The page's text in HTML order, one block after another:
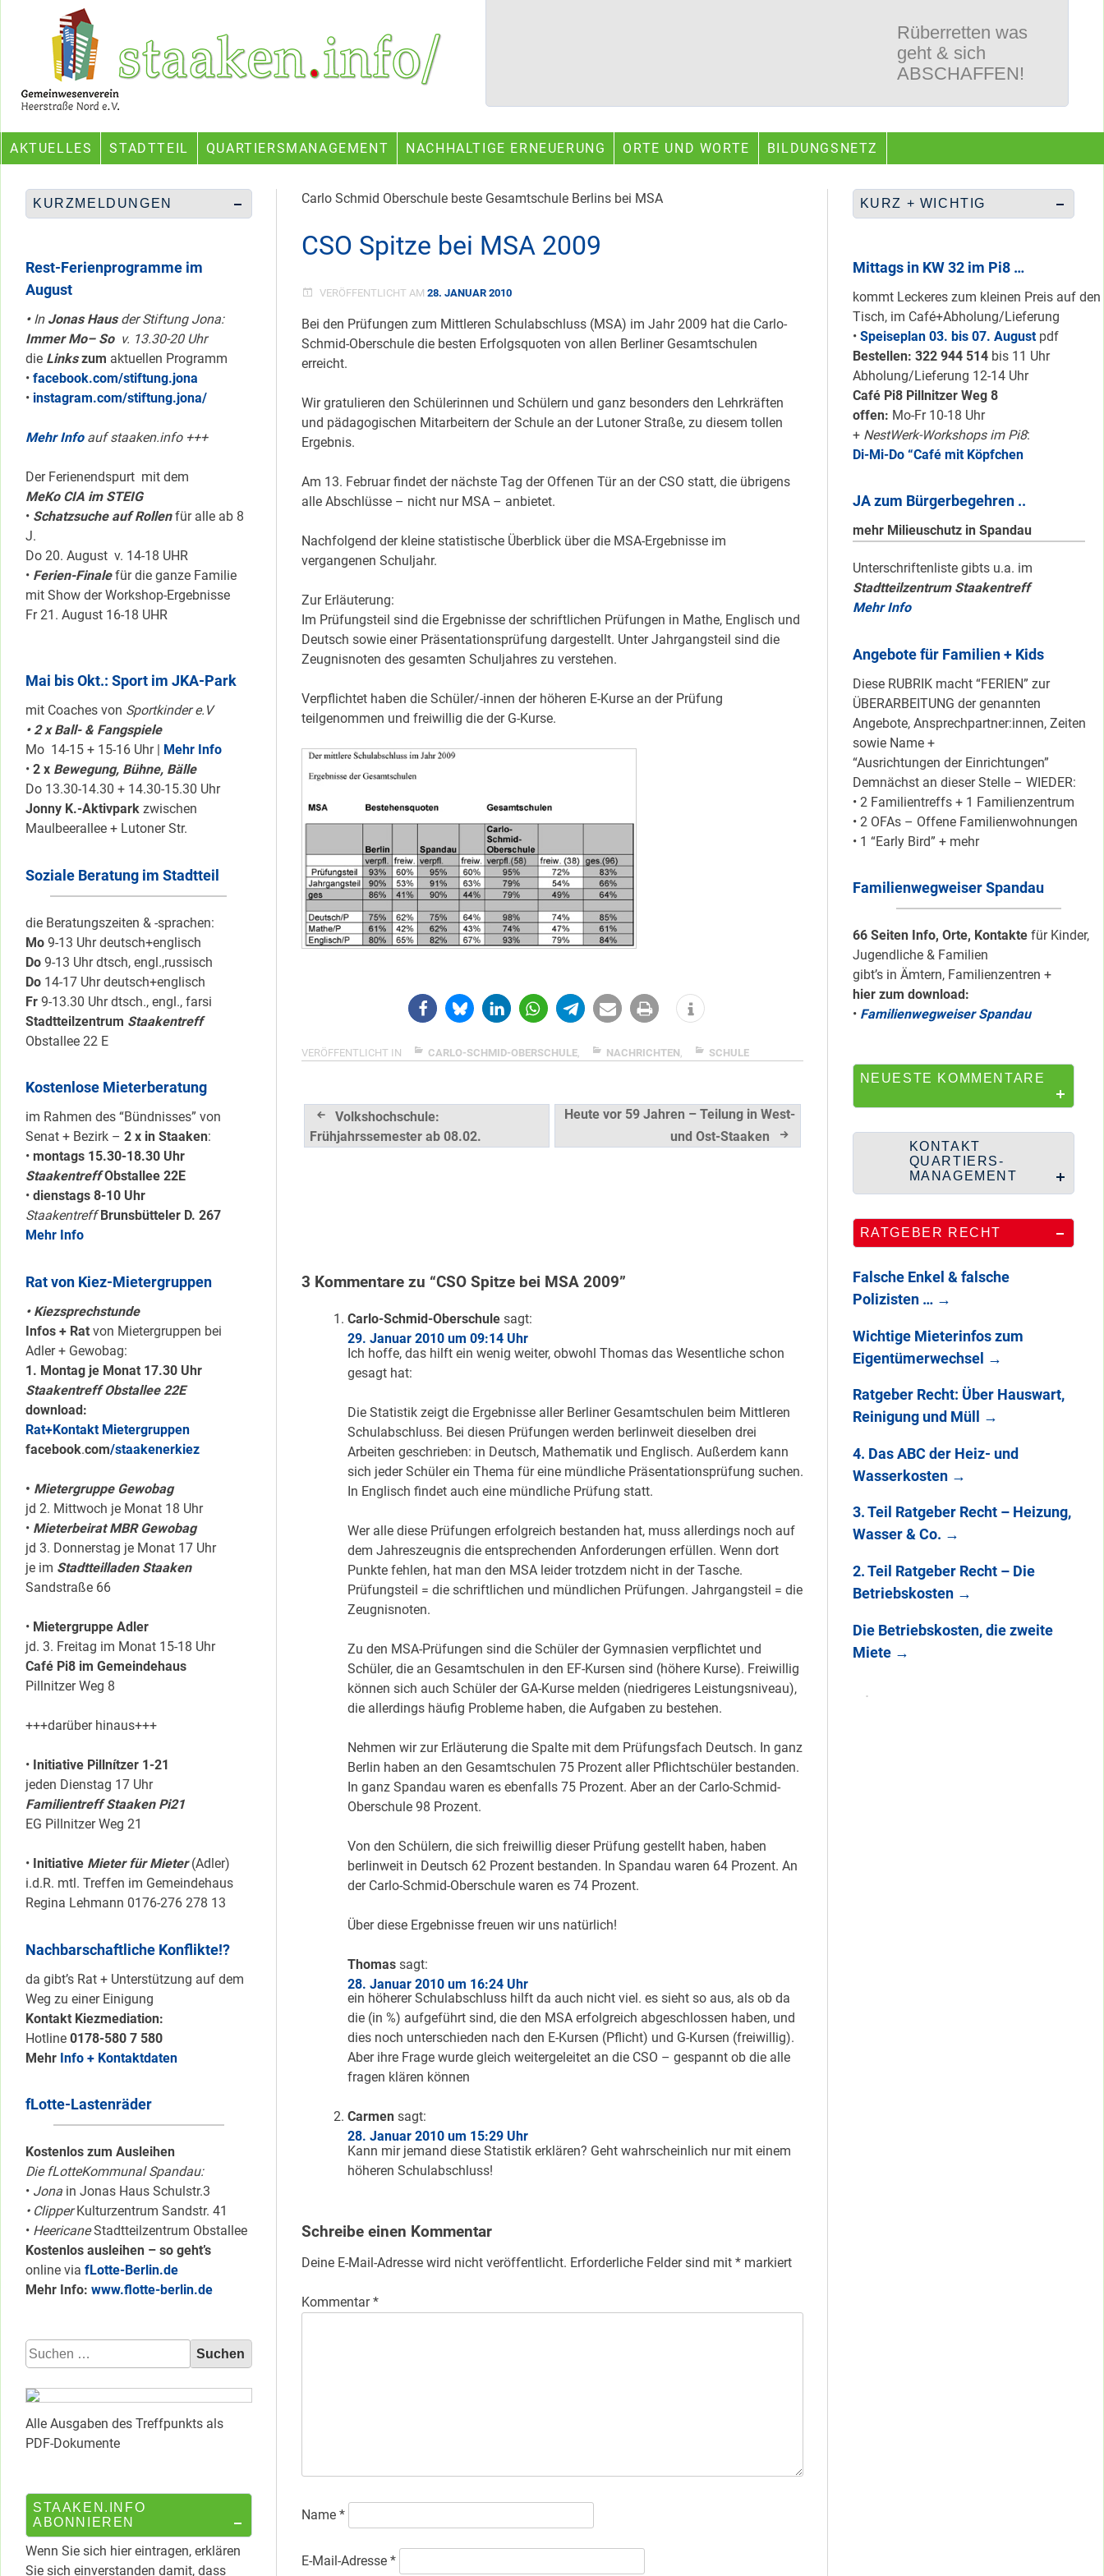
Ein Projekt des Gemeinwesenvereins Heerstraße Nord
AKTUELLES STADTTEIL QUARTIERSMANAGEMENT NACHHALTIGE ERNEUERUNG ORTE UND WORTE BILDUNGSNETZ
Carlo Schmid Oberschule beste Gesamtschule Berlins bei MSA
CSO Spitze bei MSA 2009
VERÖFFENTLICHT AM 28. JANUAR 2010
Bei den Prüfungen zum Mittleren Schulabschluss (MSA) im Jahr 2009 hat die Carlo-
Schmid-Oberschule die besten Erfolgsquoten von allen Berliner Gesamtschulen
erreicht.
Wir gratulieren den Schülerinnen und Schülern und ganz besonders den Lehrkräften
und pädagogischen Mitarbeitern der Schule an der Lutoner Straße, zu diesem tollen
Ergebnis.
Am 13. Februar findet der nächste Tag der Offenen Tür an der CSO statt, die übrigens
alle Abschlüsse – nicht nur MSA – anbietet.
Nachfolgend der kleine statistische Überblick über die MSA-Ergebnisse im
vergangenen Schuljahr.
Zur Erläuterung:
Im Prüfungsteil sind die Ergebnisse der schriftlichen Prüfungen in Mathe, Englisch und
Deutsch sowie einer Präsentationsprüfung dargestellt. Unter Jahrgangsteil sind die
Zeugnisnoten des gesamten Schuljahres zu verstehen.
Verpflichtet haben die Schüler/-innen der höheren E-Kurse an der Prüfung
teilgenommen und freiwillig die der G-Kurse.
VERÖFFENTLICHT IN CARLO-SCHMID-OBERSCHULE, NACHRICHTEN, SCHULE
Beitragsnavigation
Volkshochschule:
Frühjahrssemester ab 08.02.
Heute vor 59 Jahren – Teilung in West-
und Ost-Staaken
3 Kommentare zu “CSO Spitze bei MSA 2009”
Carlo-Schmid-Oberschule sagt:
29. Januar 2010 um 09:14 Uhr
Ich hoffe, das hilft ein wenig weiter, obwohl Thomas das Wesentliche schon
gesagt hat:
Die Statistik zeigt die Ergebnisse aller Berliner Gesamtschulen beim Mittleren
Schulabschluss. Bei diesen Prüfungen werden berlinweit dieselben drei
Arbeiten geschrieben: in Deutsch, Mathematik und Englisch. Außerdem kann
sich jeder Schüler ein Thema für eine mündliche Präsentationsprüfung suchen.
In Englisch findet auch eine mündliche Prüfung statt.
Wer alle diese Prüfungen erfolgreich bestanden hat, muss allerdings noch auf
dem Jahreszeugnis die entsprechenden Anforderungen erfüllen. Wenn dort
Punkte fehlen, hat man den MSA leider trotzdem nicht in der Tasche.
Prüfungsteil = die schriftlichen und mündlichen Prüfungen. Jahrgangsteil = die
Zeugnisnoten.
Zu den MSA-Prüfungen sind die Schüler der Gymnasien verpflichtet und
Schüler, die an Gesamtschulen in den EF-Kursen sind (höhere Kurse). Freiwillig
können sich auch Schüler der GA-Kurse melden (niedrigeres Leistungsniveau),
die allerdings häufig Probleme haben, die Aufgaben zu bestehen.
Nehmen wir zur Erläuterung die Spalte mit dem Prüfungsfach Deutsch. In ganz
Berlin haben an den Gesamtschulen 75 Prozent aller Pflichtschüler bestanden.
In ganz Spandau waren es ebenfalls 75 Prozent. Aber an der Carlo-Schmid-
Oberschule 98 Prozent.
Von den Schülern, die sich freiwillig dieser Prüfung gestellt haben, haben
berlinweit in Deutsch 62 Prozent bestanden. In Spandau waren 64 Prozent. An
der Carlo-Schmid-Oberschule waren es 74 Prozent.
Über diese Ergebnisse freuen wir uns natürlich!
Thomas sagt:
28. Januar 2010 um 16:24 Uhr
ein höherer Schulabschluss hilft da auch nicht viel. es sieht so aus, als ob da
die (in %) aufgeführt sind, die den MSA erfolgreich abgeschlossen haben, und
dies noch unterschieden nach den E-Kursen (Pflicht) und G-Kursen (freiwillig).
Aber ihre Frage wurde gleich weitergeleitet an die CSO – gespannt ob die alle
fragen klären können
Carmen sagt:
28. Januar 2010 um 15:29 Uhr
Kann mir jemand diese Statistik erklären? Geht wahrscheinlich nur mit einem
höheren Schulabschluss!
Schreibe einen Kommentar
Deine E-Mail-Adresse wird nicht veröffentlicht. Erforderliche Felder sind mit *markiert
Kommentar*
Name *
E-Mail-Adresse *
KURZMELDUNGEN
Rest-Ferienprogramme im
August
•InJonas Hausder Stiftung Jona:
Immer Mo– So v. 13.30-20 Uhr
die Linkszum aktuellen Programm
• facebook.com/stiftung.jona
• instagram.com/stiftung.jona/
Mehr Infoauf staaken.info +++
Der Ferienendspurt mit dem
MeKo CIA im STEIG
• Schatzsuche auf Rollenfür alle ab 8
J.
Do 20. August v. 14-18 UHR
• Ferien-Finalefür die ganze Familie
mit Show der Workshop-Ergebnisse
Fr 21. August 16-18 UHR
Mai bis Okt.: Sport im JKA-Park
mit Coaches von Sportkinder e.V
• 2 x Ball- & Fangspiele
Mo 14-15 + 15-16 Uhr |
Mehr Info
• 2 x Bewegung, Bühne, Bälle
Do 13.30-14.30 + 14.30-15.30 Uhr
Jonny K.-Aktivpark zwischen
Maulbeerallee + Lutoner Str.
Soziale Beratung im Stadtteil
die Beratungszeiten & -sprachen:
Mo 9-13 Uhr deutsch+englisch
Do 9-13 Uhr dtsch, engl.,russisch
Do 14-17 Uhr deutsch+englisch
Fr 9-13.30 Uhr dtsch., engl., farsi
Stadtteilzentrum Staakentreff
Obstallee 22 E
Kostenlose Mieterberatung
im Rahmen des “Bündnisses” von
Senat + Bezirk – 2 x in Staaken:
• montags 15.30-18.30 Uhr
Staakentreff Obstallee 22E
• dienstags 8-10 Uhr
Staakentreff Brunsbütteler D. 267
Mehr Info
Rat von Kiez-Mietergruppen
• Kiezsprechstunde
Infos + Rat von Mietergruppen bei
Adler + Gewobag:
1. Montag je Monat 17.30 Uhr
Staakentreff Obstallee 22E
download:
Rat+Kontakt Mietergruppen
facebook.com/staakenerkiez
• Mietergruppe Gewobag
jd 2. Mittwoch je Monat 18 Uhr
• Mieterbeirat MBR Gewobag
jd 3. Donnerstag je Monat 17 Uhr
je im Stadtteilladen Staaken
Sandstraße 66
• Mietergruppe Adler
jd. 3. Freitag im Monat 15-18 Uhr
Café Pi8 im Gemeindehaus
Pillnitzer Weg 8
+++darüber hinaus+++
• Initiative Pillnítzer 1-21
jeden Dienstag 17 Uhr
Familientreff Staaken Pi21
EG Pillnitzer Weg 21
• Initiative Mieter für Mieter(Adler)
i.d.R. mtl. Treffen im Gemeindehaus
Regina Lehmann 0176-276 278 13
Nachbarschaftliche Konflikte!?
da gibt’s Rat + Unterstützung auf dem
Weg zu einer Einigung
Kontakt Kiezmediation:
Hotline 0178-580 7 580
Mehr Info + Kontaktdaten
fLotte-Lastenräder
Kostenlos zum Ausleihen
Die fLotteKommunal Spandau:
• Jona in Jonas Haus Schulstr.3
• ClipperKulturzentrum Sandstr. 41
• HeericaneStadtteilzentrum Obstallee
Kostenlos ausleihen – so geht’s
online via fLotte-Berlin.de
Mehr Info: www.flotte-berlin.de
Suchen
nach:
Alle Ausgaben des Treffpunkts als
PDF-Dokumente
STAAKEN.INFO
ABONNIEREN
Wenn Sie sich hier eintragen, erklären
Sie sich einverstanden damit, dass
KURZ + WICHTIG
Mittags in KW 32 im Pi8 …
kommt Leckeres zum kleinen Preis auf den
Tisch, im Café+Abholung/Lieferung
• Speiseplan 03. bis 07. August pdf
Bestellen: 322 944 514bis 11 Uhr
Abholung/Lieferung 12-14 Uhr
Café Pi8 Pillnitzer Weg 8
offen: Mo-Fr 10-18 Uhr
+ NestWerk-Workshops im Pi8:
Di-Mi-Do “Café mit Köpfchen
JA zum Bürgerbegehren ..
mehr Milieuschutz in Spandau
Unterschriftenliste gibts u.a. im
Stadtteilzentrum Staakentreff
Mehr Info
Angebote für Familien + Kids
Diese RUBRIK macht “FERIEN” zur
ÜBERARBEITUNG der genannten
Angebote, Ansprechpartner:innen, Zeiten
sowie Name +
“Ausrichtungen der Einrichtungen”
Demnächst an dieser Stelle – WIEDER:
• 2 Familientreffs + 1 Familienzentrum
• 2 OFAs – Offene Familienwohnungen
• 1 “Early Bird” + mehr
Familienwegweiser Spandau
66 Seiten Info, Orte, Kontakte für Kinder,
Jugendliche & Familien
gibt’s in Ämtern, Familienzentren +
hier zum download:
• Familienwegweiser Spandau
NEUESTE KOMMENTARE
KONTAKT
QUARTIERS-
MANAGEMENT
RATGEBER RECHT
Falsche Enkel & falsche
Polizisten … →
Wichtige Mieterinfos zum
Eigentümerwechsel →
Ratgeber Recht: Über Hauswart,
Reinigung und Müll
→
4. Das ABC der Heiz- und
Wasserkosten →
3. Teil Ratgeber Recht – Heizung,
Wasser & Co. →
2. Teil Ratgeber Recht – Die
Betriebskosten →
Die Betriebskosten, die zweite
Miete →
Rüberretten was
geht & sich
ABSCHAFFEN!
Karten für den
2023-25 …
für Heerstraße
Nord …
Staaken: Immer
schön sauber
halten!
Neuer Look für’s
Mit dem
“Redemobil” im
Kiez unterwegs …
Lokale Register-
Anlaufstelle in
Staaken
Silber für
Bildungsnetz
Heerstraße
HipHop-Video: Das
ist Mein Viertel!
Mit Mieter-Kohle
auf Senats-Kohle
Wie Staaken zu
zwei Hahnebergen
kam
100 Jahre
Heerstraße
DAS
STADTTEILFEST
2025